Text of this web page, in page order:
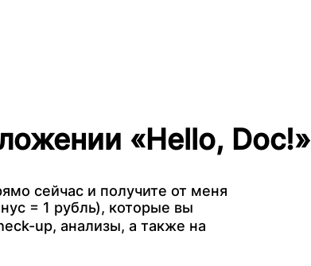
«Hello, Doc!»
сейчас и получите от меня
= 1 рубль), которые вы
up, анализы, а также на